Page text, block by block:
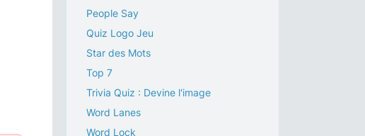
People Say
Quiz Logo Jeu
Star des Mots
Top 7
Trivia Quiz : Devine l'image
Word Lanes
Word Lock